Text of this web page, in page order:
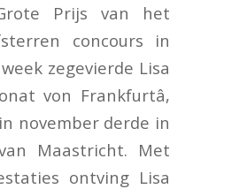
Prijs van het
concours in
zegevierde Lisa
von Frankfurtâ,
november derde in
Maastricht. Met
ontving Lisa